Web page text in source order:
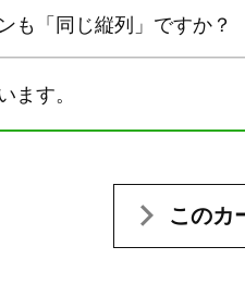
も「同じ縦列」ですか？
ます。
このカ